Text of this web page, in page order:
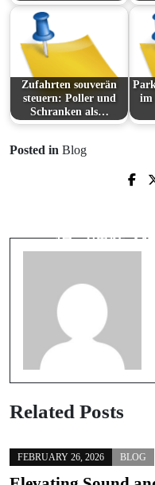
Zufahrten souverän
steuern: Poller und
Schranken als…
im
Posted in Blog
情与理性之
Related Posts
FEBRUARY 26, 2026 BLOG